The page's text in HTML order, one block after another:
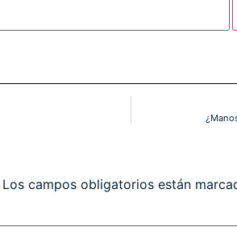
Los campos obligatorios están